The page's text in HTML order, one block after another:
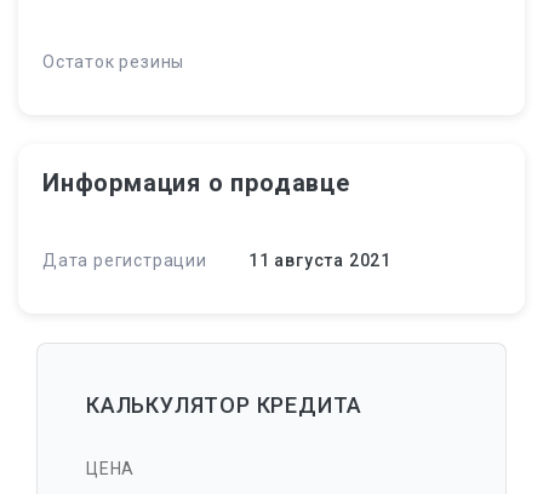
Остаток резины
Информация о продавце
Дата регистрации 11 августа 2021
КАЛЬКУЛЯТОР КРЕДИТА
ЦЕНА